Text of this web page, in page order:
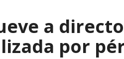
a
por